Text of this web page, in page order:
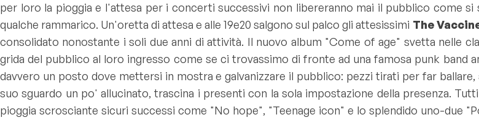
per loro la pioggia e l'attesa per i concerti successivi non libereranno mai il pubblico come
qualche rammarico. Un'oretta di attesa e alle 19e20 salgono sul palco gli attesissimi The
consolidato nonostante i soli due anni di attività. Il nuovo album "Come of age" svetta nelle
grida del pubblico al loro ingresso come se ci trovassimo di fronte ad una famosa punk band
davvero un posto dove mettersi in mostra e galvanizzare il pubblico: pezzi tirati per far
suo sguardo un po' allucinato, trascina i presenti con la sola impostazione della presenza.
pioggia scrosciante sicuri successi come "No hope", "Teenage icon" e lo splendido uno-due "